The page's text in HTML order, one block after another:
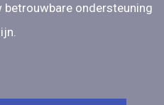
betrouwbare ondersteuning